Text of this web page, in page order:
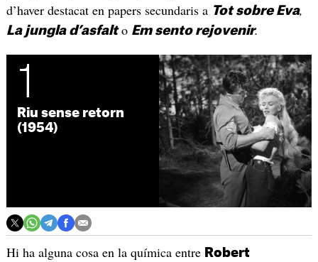
d’haver destacat en papers secundaris a Tot sobre Eva,
La jungla d’asfalto Em sento rejovenir.
1
Riu sense retorn
(1954)
Hi ha alguna cosa en la química entre Robert